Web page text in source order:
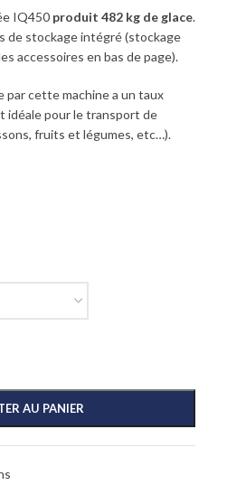
IQ450 produit 482 kg de glace.
de stockage intégré (stockage
accessoires en bas de page).
par cette machine a un taux
idéale pour le transport de
fruits et légumes, etc…).
AU PANIER